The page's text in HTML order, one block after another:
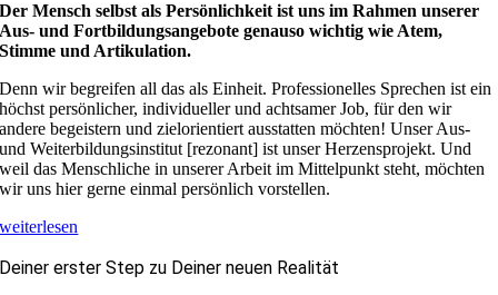
Der Mensch selbst als Persönlichkeit ist uns im Rahmen unserer
Aus- und Fortbildungsangebote genauso wichtig wie Atem,
Stimme und Artikulation.
Denn wir begreifen all das als Einheit. Professionelles Sprechen ist ein
höchst persönlicher, individueller und achtsamer Job, für den wir
andere begeistern und zielorientiert ausstatten möchten! Unser Aus-
und Weiterbildungsinstitut [rezonant] ist unser Herzensprojekt. Und
weil das Menschliche in unserer Arbeit im Mittelpunkt steht, möchten
wir uns hier gerne einmal persönlich vorstellen.
weiterlesen
Deiner erster Step zu Deiner neuen Realität